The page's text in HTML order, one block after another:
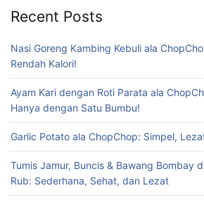
Recent Posts
Nasi Goreng Kambing Kebuli ala
Rendah Kalori!
Ayam Kari dengan Roti Parata ala
Hanya dengan Satu Bumbu!
Garlic Potato ala ChopChop: Simpel,
Tumis Jamur, Buncis & Bawang Bombay
Rub: Sederhana, Sehat, dan Lezat